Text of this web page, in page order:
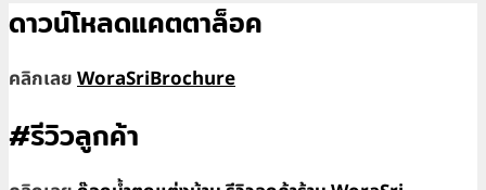
ดาวน์โหลดแคตตาล็อค
คลิกเลยWoraSriBrochure
#รีวิวลูกค้า